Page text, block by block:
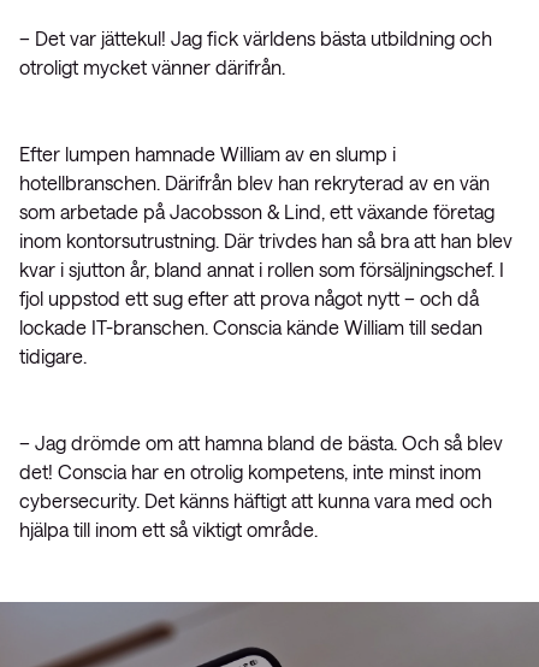
– Det var jättekul! Jag fick världens bästa utbildning och
otroligt mycket vänner därifrån.
Efter lumpen hamnade William av en slump i
hotellbranschen. Därifrån blev han rekryterad av en vän
som arbetade på Jacobsson & Lind, ett växande företag
inom kontorsutrustning. Där trivdes han så bra att han blev
kvar i sjutton år, bland annat i rollen som försäljningschef. I
fjol uppstod ett sug efter att prova något nytt – och då
lockade IT-branschen. Conscia kände William till sedan
tidigare.
– Jag drömde om att hamna bland de bästa. Och så blev
det! Conscia har en otrolig kompetens, inte minst inom
cybersecurity. Det känns häftigt att kunna vara med och
hjälpa till inom ett så viktigt område.